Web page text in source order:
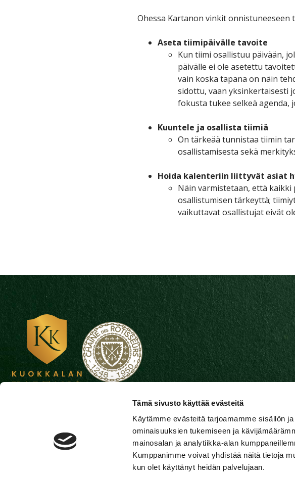
Tämä sivusto käyttää evästeitä
Käytämme evästeitä tarjoamamme sisällön
ominaisuuksien tukemiseen ja
mainosalan ja analytiikka-alan
Kumppanimme voivat yhdistää näitä tietoja
kun olet käyttänyt heidän palvelujaan.
Ohessa Kartanon vinkit onnistuneeseen
Aseta tiimipäivälle tavoite
Kun tiimi osallistuu päivään,
päivälle ei ole asetettu
vain koska tapana on näin
sidottu, vaan yksinkertaisesti
fokusta tukee selkeä agenda,
Kuuntele ja osallista tiimiä
On tärkeää tunnistaa tiimin
osallistamisesta sekä
Hoida kalenteriin liittyvät asiat
Näin varmistetaan, että kaikki
osallistumisen tärkeyttä;
vaikuttavat osallistujat eivät
uniikit puitteet ja ensiluokkaisen palvelukokemuksen niin ikimuistoisiin
juhliin, vaikuttaviin yritystapahtumiin kuin kulttuurista, ruoasta tai
viinistä nauttimiseen – upeissa Päijänteen rantamaisemissa luonnon
rauhan ympäröimänä, silti vain muutaman kilometrin päässä Jyväskylän